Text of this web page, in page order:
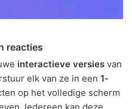
reacties
interactieve versies van
elk van ze in een 1-
op het volledige scherm